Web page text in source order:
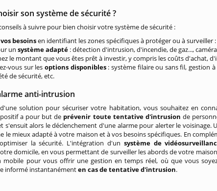
son système de sécurité ?
à suivre pour bien choisir votre système de sécurité :
besoinsen identifiant les zones spécifiques à protéger ou à surveiller
unsystème adapté : détection d'intrusion, d'incendie, de gaz...,
le montant que vous êtes prêt à investir, y compris les coûts d'achat,
vous sur lesoptions disponibles: système filaire ou sans fil, gestion
de sécurité, etc.
anti-intrusion
solution pour sécuriser votre habitation, vous souhaitez en
a pour but de prévenir toute tentative d'intrusion de
s'ensuit alors le déclenchement d'une alarme pour alerter le voisinage.
le mieux adapté à votre maison et à vos besoins spécifiques. En
la sécurité. L'intégration d'un système de
domicile, en vous permettant de surveiller les abords de votre maison
mobile pour vous offrir une gestion en temps réel, où que vous
informé instantanémenten cas de tentative d'intrusion.